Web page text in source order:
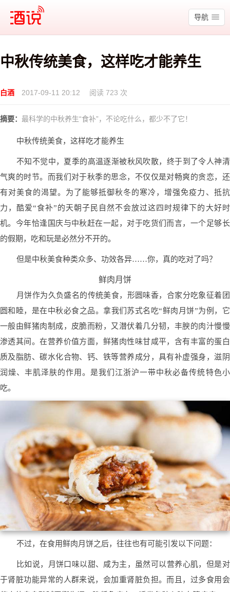
酒说
导航
中秋传统美食，这样吃才能养生
白酒 2017-09-11 20:12 阅读 723 次
摘要： 最科学的中秋养生“食补”，不论吃什么，都少不了它！
中秋传统美食，这样吃才能养生
不知不觉中，夏季的高温逐渐被秋风吹散，终于到了令人神清
气爽的时节。而我们对于秋季的思念，不仅仅是对畅爽的贪恋，还
有对美食的渴望。为了能够抵御秋冬的寒冷，增强免疫力、抵抗
力，酷爱“食补”的天朝子民自然不会放过这四时规律下的大好时
机。今年恰逢国庆与中秋赶在一起，对于吃货们而言，一个足够长
的假期，吃和玩是必然分不开的。
但是中秋美食种类众多、功效各异……你，真的吃对了吗？
鲜肉月饼
月饼作为久负盛名的传统美食，形圆味香，合家分吃象征着团
圆和睦，是在中秋必食之品。拿我们苏式名吃“鲜肉月饼”为例，它
一般由鲜猪肉制成，皮脆而粉，又潜伏着几分韧，丰腴的肉汁慢慢
渗透其间。在营养价值方面，鲜猪肉性味甘咸平，含有丰富的蛋白
质及脂肪、碳水化合物、钙、铁等营养成分，具有补虚强身，滋阴
润燥、丰肌泽肤的作用。是我们江浙沪一带中秋必备传统特色小
吃。
不过，在食用鲜肉月饼之后，往往也有可能引发以下问题：
比如说，月饼口味以甜、咸为主，虽然可以营养心肌，但是对
于肾脏功能异常的人群来说，会加重肾脏负担。而且，过多食用会